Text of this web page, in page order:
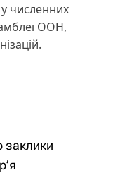
численних
ООН,
заклики